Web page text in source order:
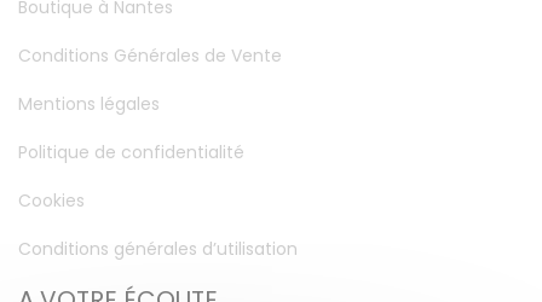
Boutique à Nantes
Conditions Générales de Vente
Mentions légales
Politique de confidentialité
Cookies
Conditions générales d’utilisation